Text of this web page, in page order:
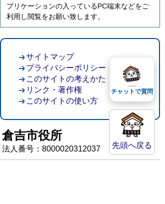
プリケーションの入っているPC端末などをご
利用し閲覧をお願い致します。
先頭へ戻る
サイトマップ
プライバシーポリシー
このサイトの考えかた
リンク・著作権
このサイトの使い方
倉吉市役所
法人番号：8000020312037
チャットで質問